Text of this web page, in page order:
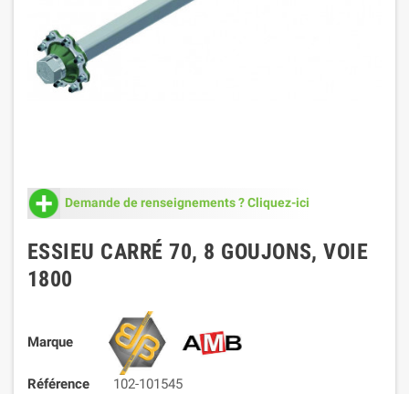
Demande de renseignements ? Cliquez-ici
ESSIEU CARRÉ 70, 8 GOUJONS, VOIE
1800
Marque
Référence 102-101545